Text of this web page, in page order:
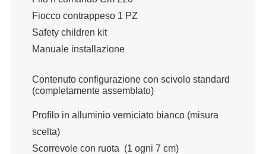
Fiocco contrappeso 1 PZ
Safety children kit
Manuale installazione
Contenuto configurazione con scivolo standard
(completamente assemblato)
Profilo in alluminio verniciato bianco (misura
scelta)
Scorrevole con ruota (1 ogni 7 cm)